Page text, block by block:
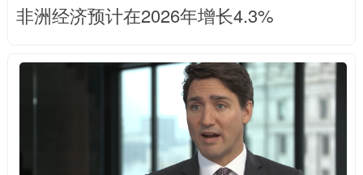
非洲经济预计在2026年增长4.3%